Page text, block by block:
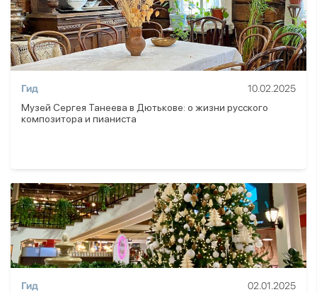
Гид
10.02.2025
Музей Сергея Танеева в Дютькове: о жизни русского
композитора и пианиста
Гид
02.01.2025